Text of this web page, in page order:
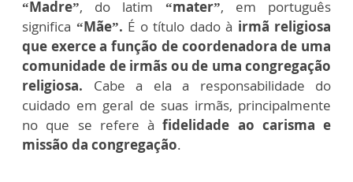
“Madre”, do latim “mater”, em português
significa “Mãe”. É o título dado à irmã religiosa
que exerce a função de coordenadora de uma
comunidade de irmãs ou de uma congregação
religiosa. Cabe a ela a responsabilidade do
cuidado em geral de suas irmãs, principalmente
no que se refere àfidelidade ao carisma e
missão da congregação.